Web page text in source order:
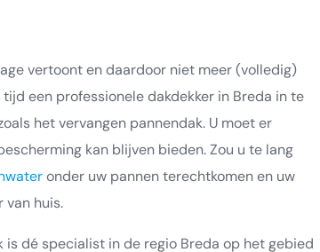
vertoont en daardoor niet meer (volledig)
een professionele dakdekker in Breda in te
het vervangen pannendak. U moet er
kan blijven bieden. Zou u te lang
onder uw pannen terechtkomen en uw
van huis.
dé specialist in de regio Breda op het gebied